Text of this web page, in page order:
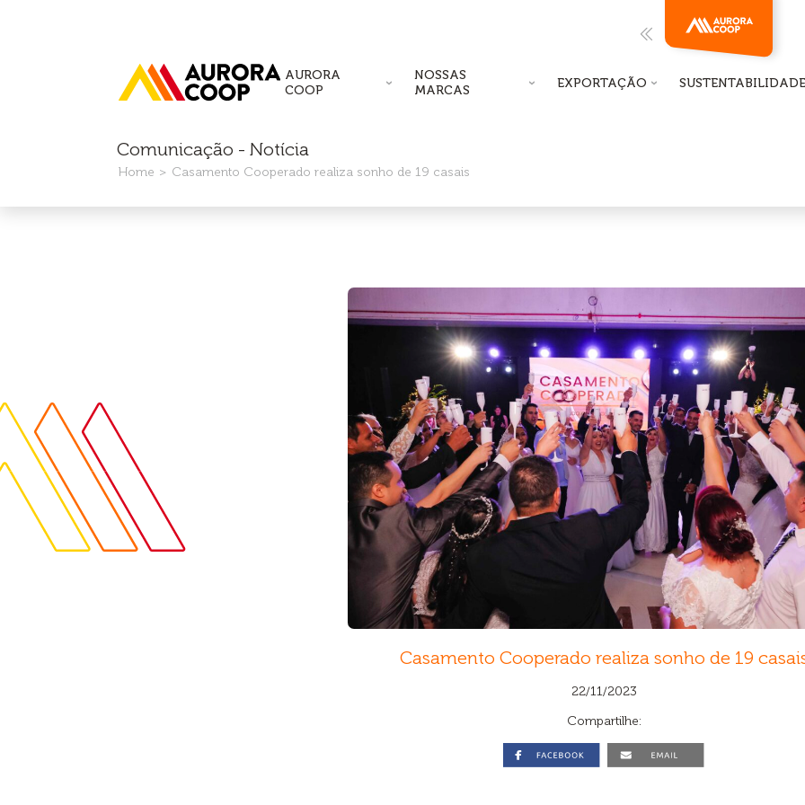
AURORA
COOP
NOSSAS
MARCAS
EXPORTAÇÃO SUSTENTABILIDADE
Comunicação - Notícia
Home Casamento Cooperado realiza sonho de 19 casais
Casamento Cooperado realiza sonho de 19
22/11/2023
Compartilhe: